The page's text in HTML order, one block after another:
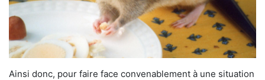
Ainsi donc, pour faire face convenablement à une situation